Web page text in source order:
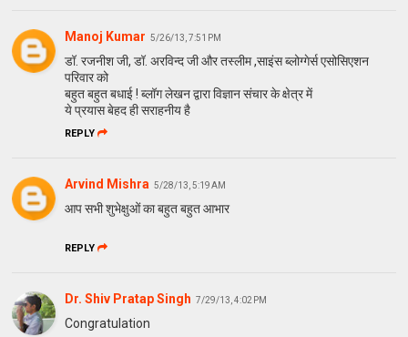
Manoj Kumar 5/26/13, 7:51 PM
डॉ. रजनीश जी, डॉ. अरविन्द जी और तस्लीम ,साइंस ब्लोग्गेर्स एसोसिएशन
परिवार को
बहुत बहुत बधाई ! ब्लॉग लेखन द्वारा विज्ञान संचार के क्षेत्र में
ये प्रयास बेहद ही सराहनीय है
REPLY
Arvind Mishra 5/28/13, 5:19 AM
आप सभी शुभेक्षुओं का बहुत बहुत आभार
REPLY
Dr. Shiv Pratap Singh 7/29/13, 4:02 PM
Congratulation